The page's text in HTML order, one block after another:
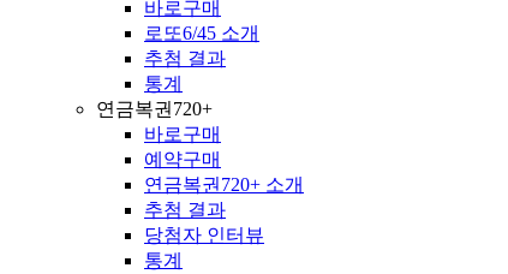
바로구매
로또6/45 소개
추첨 결과
통계
연금복권720+
바로구매
예약구매
연금복권720+ 소개
추첨 결과
당첨자 인터뷰
통계